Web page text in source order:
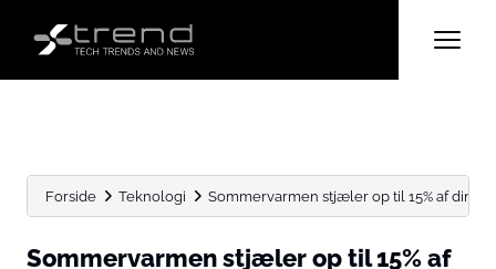
Forside Teknologi Sommervarmen stjæler op til 15% af dine
Sommervarmen stjæler op til 15% af